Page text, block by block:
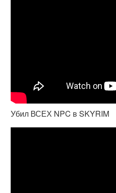
Убил ВСЕХ NPC в SKYRIM